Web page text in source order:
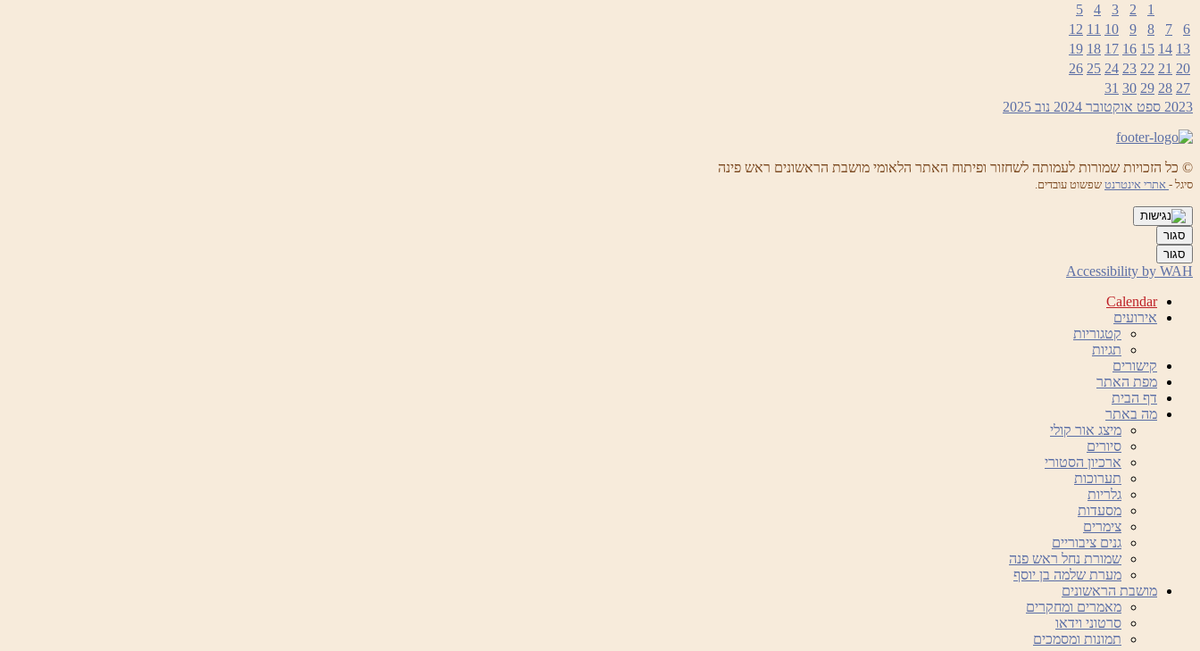
1
2
3
4
5
6
7
8
9
10
11
12
13
14
15
16
17
18
19
20
21
22
23
24
25
26
27
28
29
30
31
2023 ספט אוקטובר 2024 נוב 2025
© כל הזכויות שמורות לעמותה לשחזור ופיתוח האתר הלאומי מושבת הראשונים ראש פינה
סיגל - אתרי אינטרנט שפשוט עובדים.
סגור
סגור
Accessibility by WAH
Calendar
אירועים
קטגוריות
תגיות
קישורים
מפת האתר
דף הבית
מה באתר
מיצג אור קולי
סיורים
ארכיון הסטורי
תערוכות
גלריות
מסעדות
צימרים
גנים ציבוריים
שמורת נחל ראש פנה
מערת שלמה בן יוסף
מושבת הראשונים
מאמרים ומחקרים
סרטוני וידאו
תמונות ומסמכים